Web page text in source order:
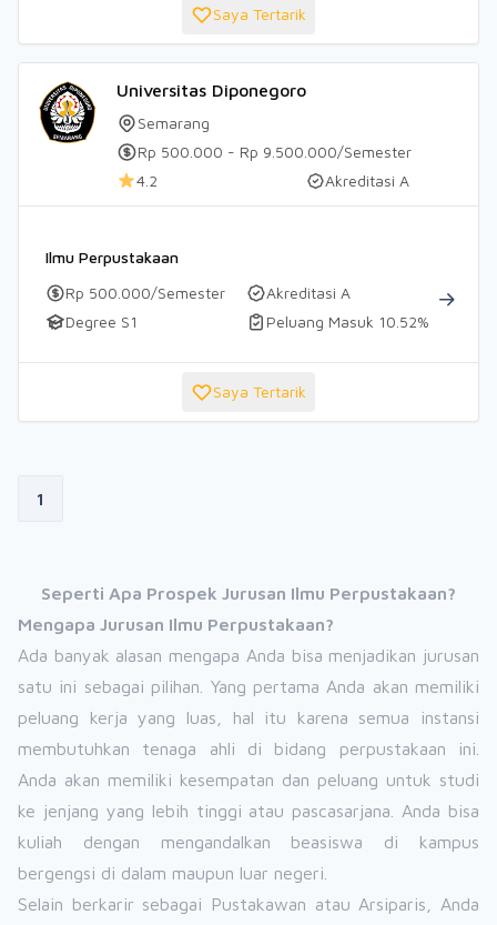
Saya Tertarik
Universitas Diponegoro
Semarang
Rp 500.000 - Rp 9.500.000/Semester
4.2
Akreditasi A
Ilmu Perpustakaan
Rp 500.000/Semester
Akreditasi A
Degree S1
Peluang Masuk 10.52%
Saya Tertarik
1
Seperti Apa Prospek Jurusan Ilmu Perpustakaan?
Mengapa Jurusan Ilmu Perpustakaan?
Ada banyak alasan mengapa Anda bisa menjadikan jurusan
satu ini sebagai pilihan. Yang pertama Anda akan memiliki
peluang kerja yang luas, hal itu karena semua instansi
membutuhkan tenaga ahli di bidang perpustakaan ini.
Anda akan memiliki kesempatan dan peluang untuk studi
ke jenjang yang lebih tinggi atau pascasarjana. Anda bisa
kuliah dengan mengandalkan beasiswa di kampus
bergengsi di dalam maupun luar negeri.
Selain berkarir sebagai Pustakawan atau Arsiparis, Anda